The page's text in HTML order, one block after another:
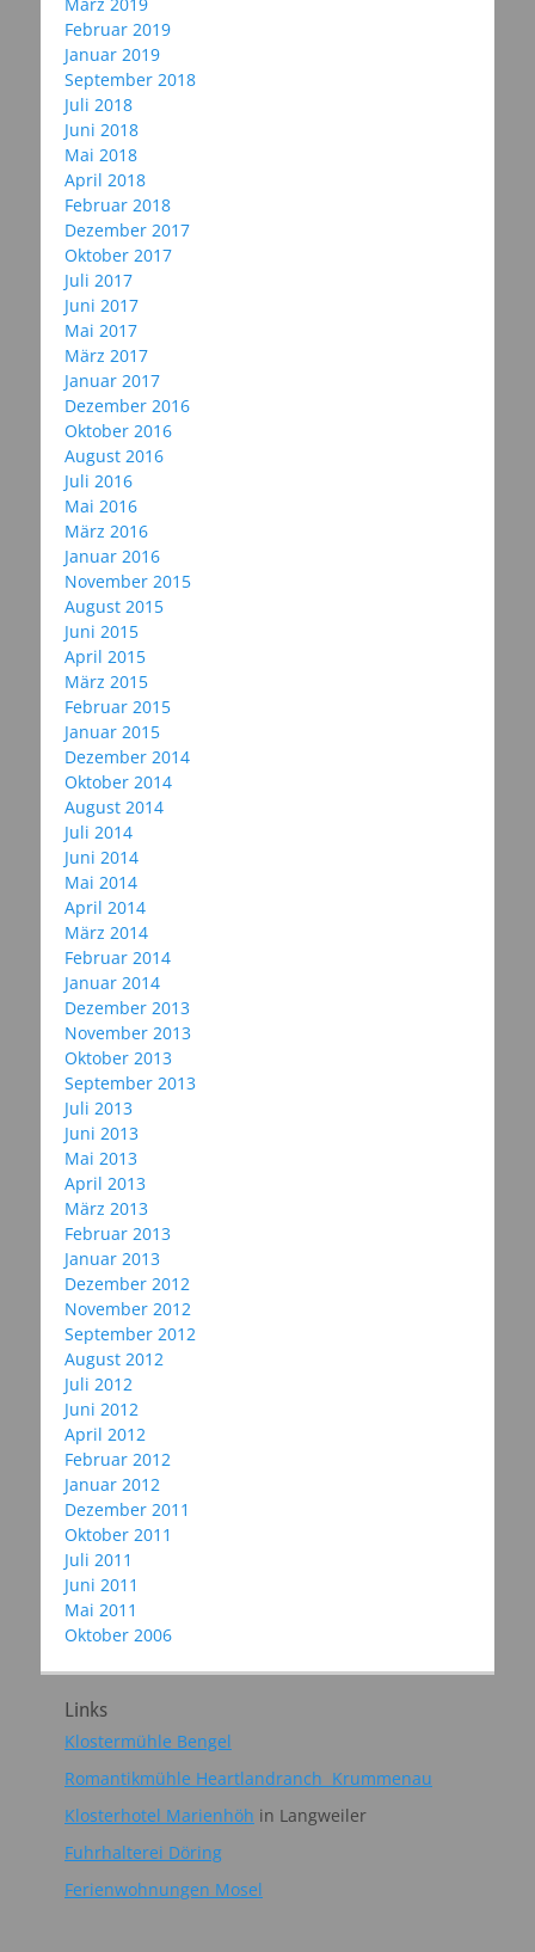
Februar 2019
Januar 2019
September 2018
Juli 2018
Juni 2018
Mai 2018
April 2018
Februar 2018
Dezember 2017
Oktober 2017
Juli 2017
Juni 2017
Mai 2017
März 2017
Januar 2017
Dezember 2016
Oktober 2016
August 2016
Juli 2016
Mai 2016
März 2016
Januar 2016
November 2015
August 2015
Juni 2015
April 2015
März 2015
Februar 2015
Januar 2015
Dezember 2014
Oktober 2014
August 2014
Juli 2014
Juni 2014
Mai 2014
April 2014
März 2014
Februar 2014
Januar 2014
Dezember 2013
November 2013
Oktober 2013
September 2013
Juli 2013
Juni 2013
Mai 2013
April 2013
März 2013
Februar 2013
Januar 2013
Dezember 2012
November 2012
September 2012
August 2012
Juli 2012
Juni 2012
April 2012
Februar 2012
Januar 2012
Dezember 2011
Oktober 2011
Juli 2011
Juni 2011
Mai 2011
Oktober 2006
Links
Klostermühle Bengel
Romantikmühle Heartlandranch Krummenau
Klosterhotel Marienhöh in Langweiler
Fuhrhalterei Döring
Ferienwohnungen Mosel